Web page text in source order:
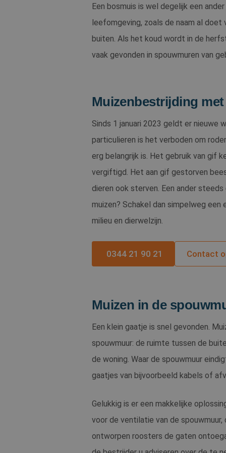
Een bosmuis is wel degelijk een
leefomgeving, zoals de naam al
buiten. Als het koud wordt in de
vaak gevonden in spouwmuren van
Muizenbestrijding
Sinds 1 januari 2023 geldt er nieuwe
particulieren is het verboden om
erg belangrijk is. Het gebruik van gif
vergiftigd. Het aan gif gestorven
dieren ook sterven. Een ander
muizen? Schakel dan simpelweg een
milieu en dierwelzijn.
0344 21 90 21 Contact
Muizen in de
Een klein gaatje is snel gevonden.
spouwmuur: de ruimte tussen de
de woning. Waar de spouwmuur
gaatjes van bijvoorbeeld kabels of
Gelukkig is er een makkelijke
voor de ventilatie van de
ontworpen roosters de gaten
_GRECAPTCHA
Naam
_ga_QVTBTGELJK
Naam
ANONCHK
MUID
test_cookie
_clsk